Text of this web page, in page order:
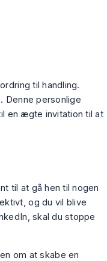
til handling.
Denne personlige
en ægte invitation til at
til at gå hen til nogen
og du vil blive
skal du stoppe
om at skabe en